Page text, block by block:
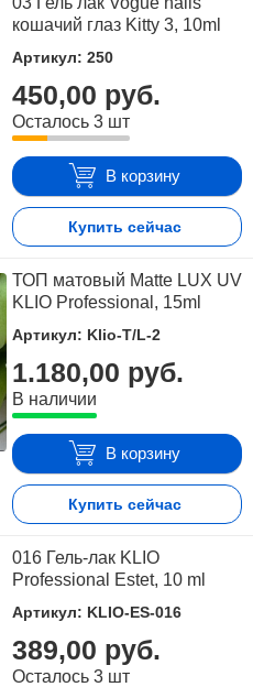
кошачий глаз Kitty 3, 10ml
Артикул: 250
450,00 руб.
Осталось 3 шт
В корзину
Купить сейчас
ТОП матовый Matte LUX UV
KLIO Professional, 15ml
Артикул: Klio-T/L-2
1.180,00 руб.
В наличии
В корзину
Купить сейчас
016 Гель-лак KLIO
Professional Estet, 10 ml
Артикул: KLIO-ES-016
389,00 руб.
Осталось 3 шт